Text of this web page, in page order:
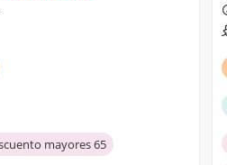
mayores 65